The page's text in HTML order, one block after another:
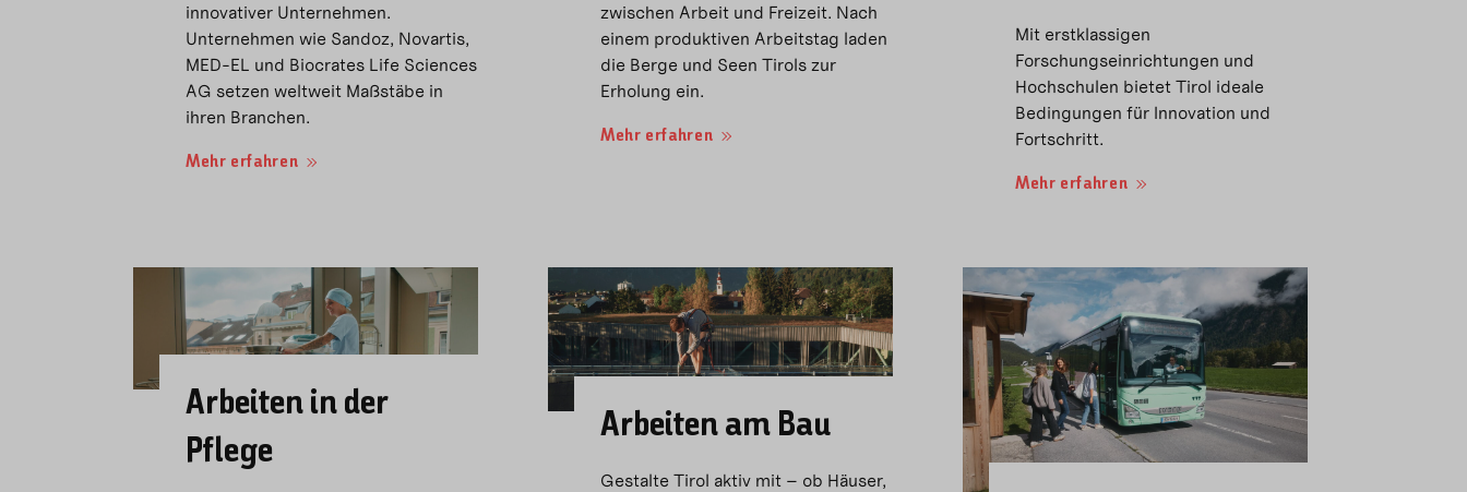
innovativer Unternehmen.
Unternehmen wie Sandoz, Novartis,
MED-EL und Biocrates Life Sciences
AG setzen weltweit Maßstäbe in
ihren Branchen.
Mehr erfahren
zwischen Arbeit und Freizeit. Nach
einem produktiven Arbeitstag laden
die Berge und Seen Tirols zur
Erholung ein.
Mehr erfahren
Mit erstklassigen
Forschungseinrichtungen und
Hochschulen bietet Tirol ideale
Bedingungen für Innovation und
Fortschritt.
Mehr erfahren
Arbeiten in der
Pflege
Arbeiten am Bau
Gestalte Tirol aktiv mit – ob Häuser,